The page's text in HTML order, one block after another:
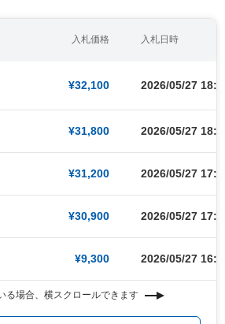
入札価格 入札日時
¥32,100 2026/05/27
¥31,800 2026/05/27
¥31,200 2026/05/27
¥30,900 2026/05/27
¥9,300 2026/05/27
る場合、横スクロールできます